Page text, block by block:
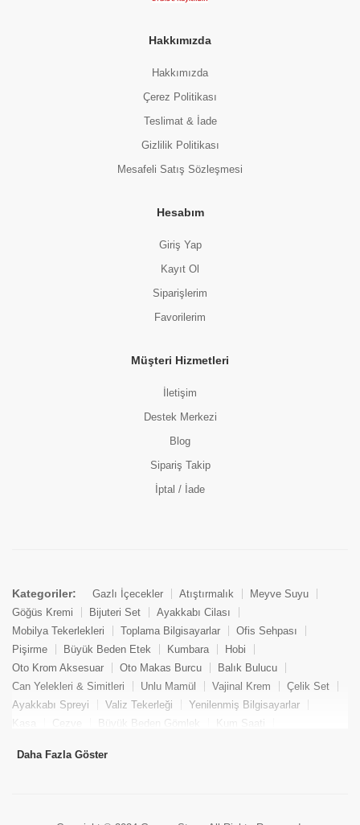
Hakkımızda
Hakkımızda
Çerez Politikası
Teslimat & İade
Gizlilik Politikası
Mesafeli Satış Sözleşmesi
Hesabım
Giriş Yap
Kayıt Ol
Siparişlerim
Favorilerim
Müşteri Hizmetleri
İletişim
Destek Merkezi
Blog
Sipariş Takip
İptal / İade
Kategoriler: Gazlı İçecekler Atıştırmalık
Meyve Suyu
Göğüs Kremi
Bijuteri Set
Ayakkabı Cilası
Mobilya Tekerlekleri
Toplama Bilgisayarlar
Ofis Sehpası
Pişirme
Büyük Beden Etek Kumbara
Hobi
Oto Krom Aksesuar
Oto Makas Burcu
Balık Bulucu
Can Yelekleri & Simitleri
Unlu Mamül Vajinal Krem
Çelik Set
Ayakkabı Spreyi
Valiz Tekerleği
Yenilenmiş Bilgisayarlar
Kasa
Cezve Büyük Beden Gömlek
Kum Saati
Tekne Bağlama & Demirleme
Daha Fazla Göster